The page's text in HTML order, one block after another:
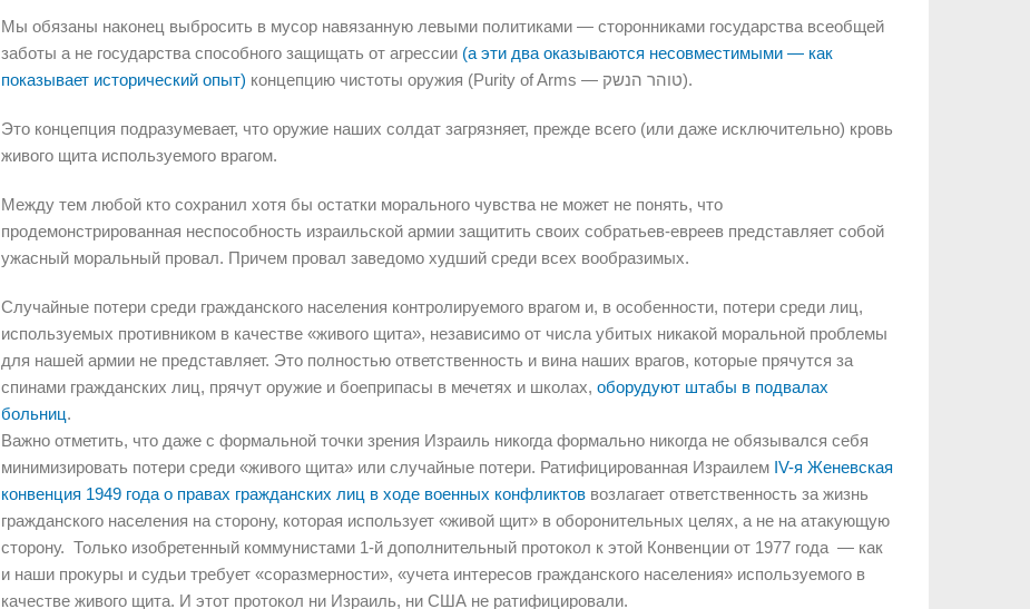
Мы обязаны наконец выбросить в мусор навязанную левыми политиками — сторонниками государства всеобщей
заботы а не государства способного защищать от агрессии (а эти два оказываются несовместимыми — как
показывает исторический опыт)
концепцию чистоты оружия (Purity of Arms — טוהר הנשק).
Это концепция подразумевает, что оружие наших солдат загрязняет, прежде всего (или даже исключительно) кровь
живого щита используемого врагом.
Между тем любой кто сохранил хотя бы остатки морального чувства не может не понять, что
продемонстрированная неспособность израильской армии защитить своих собратьев-евреев представляет собой
ужасный моральный провал. Причем провал заведомо худший среди всех вообразимых.
Случайные потери среди гражданского населения контролируемого врагом и, в особенности, потери среди лиц,
используемых противником в качестве «живого щита», независимо от числа убитых никакой моральной проблемы
для нашей армии не представляет. Это полностью ответственность и вина наших врагов, которые прячутся за
спинами гражданских лиц, прячут оружие и боеприпасы в мечетях и школах,оборудуют штабы в подвалах
больниц.
Важно отметить, что даже с формальной точки зрения Израиль никогда формально никогда не обязывался себя
минимизировать потери среди «живого щита» или случайные потери. Ратифицированная Израилем IV-я Женевская
конвенция 1949 года о правах гражданских лиц в ходе военных конфликтов возлагает ответственность за жизнь
гражданского населения на сторону, которая использует «живой щит» в оборонительных целях, а не на атакующую
сторону. Только изобретенный коммунистами 1-й дополнительный протокол к этой Конвенции от 1977 года — как
и наши прокуры и судьи требует «соразмерности», «учета интересов гражданского населения» используемого в
качестве живого щита. И этот протокол ни Израиль, ни США не ратифицировали.